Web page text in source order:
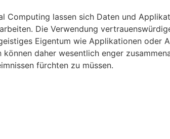
Computing lassen sich Daten und
Die Verwendung
Eigentum wie Applikationen oder
können daher wesentlich enger
fürchten zu müssen.